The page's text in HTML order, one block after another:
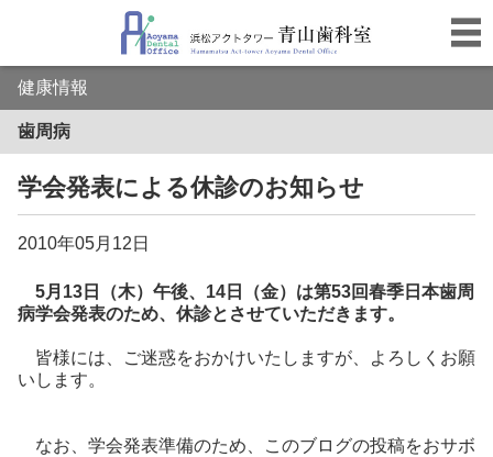
健康情報
歯周病
学会発表による休診のお知らせ
2010年05月12日
5月13日（木）午後、14日（金）は第53回春季日本歯周
病学会発表のため、休診とさせていただきます。
皆様には、ご迷惑をおかけいたしますが、よろしくお願
いします。
なお、学会発表準備のため、このブログの投稿をおサボ